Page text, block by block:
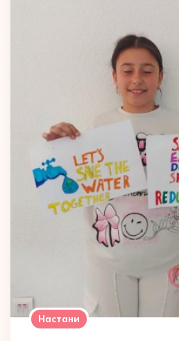
Настани